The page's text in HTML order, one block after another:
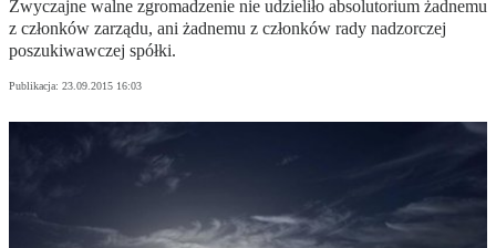
Zwyczajne walne zgromadzenie nie udzieliło absolutorium żadnemu
z członków zarządu, ani żadnemu z członków rady nadzorczej
poszukiwawczej spółki.
Publikacja: 23.09.2015 16:03